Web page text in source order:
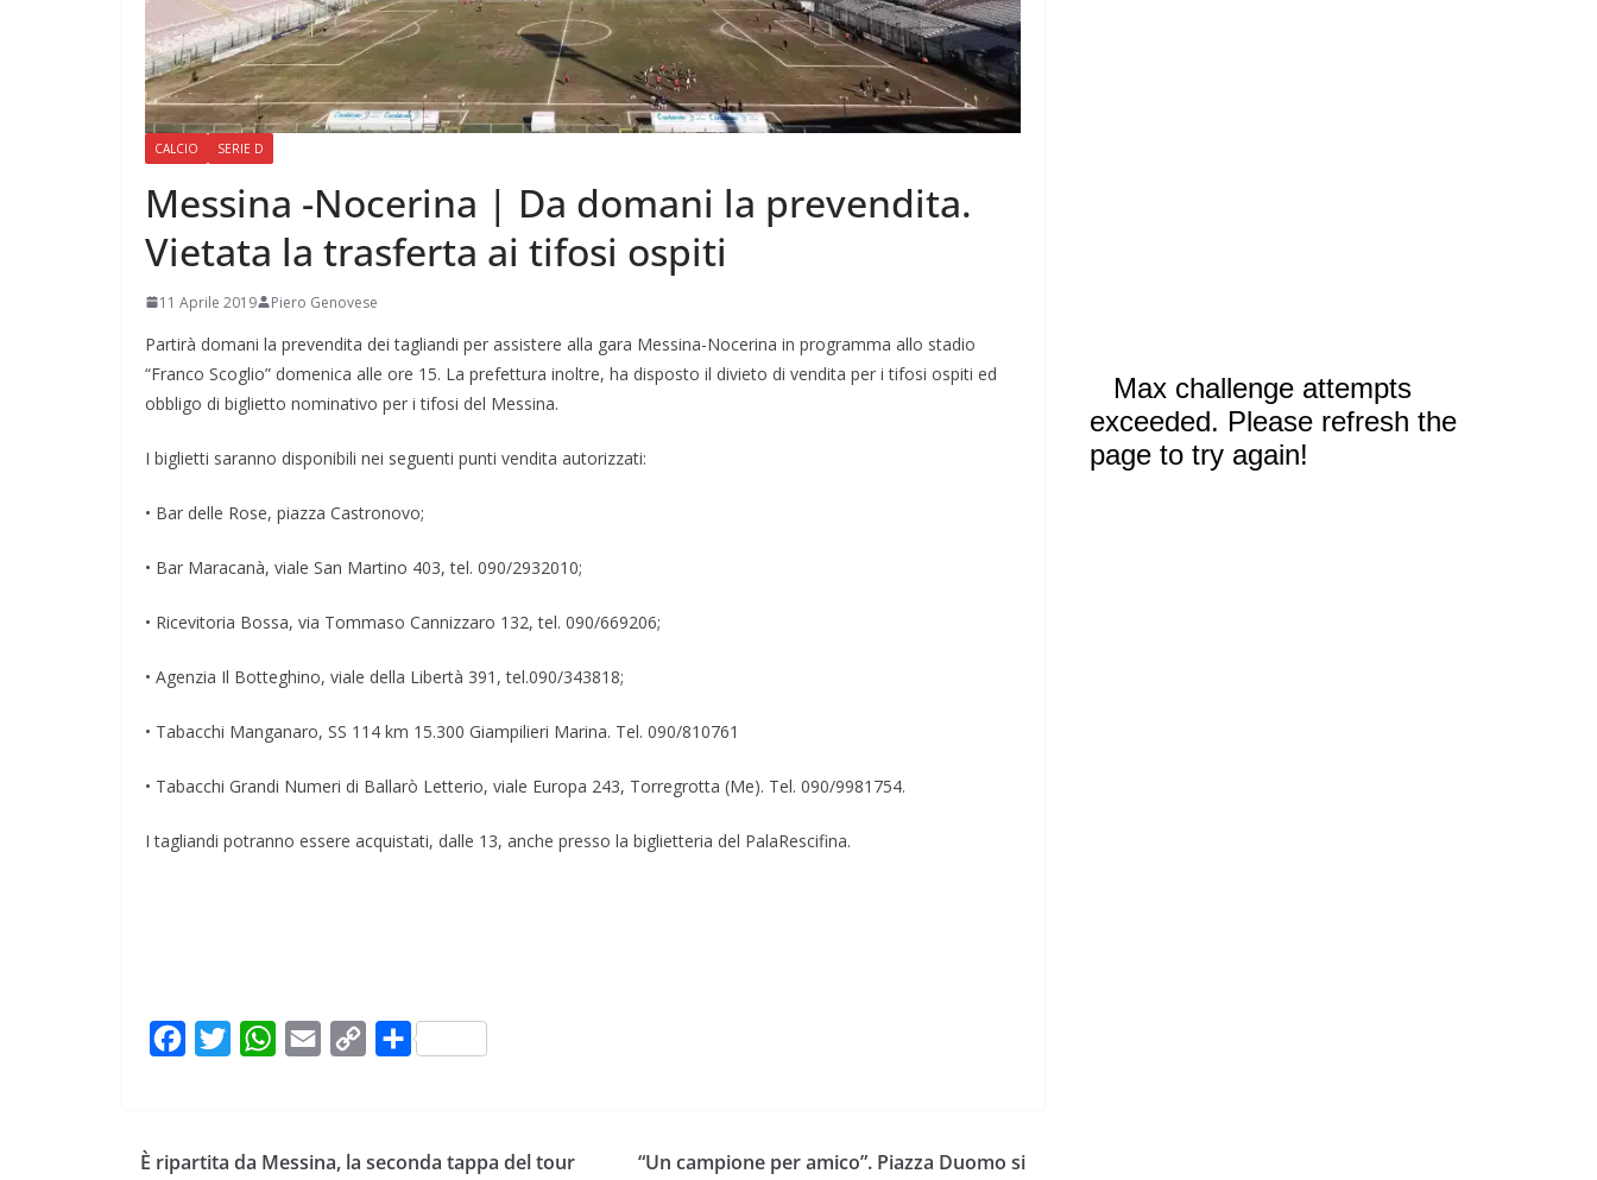
CALCIO SERIE D
Messina -Nocerina | Da domani la prevendita.
Vietata la trasferta ai tifosi ospiti
11 Aprile 2019 Piero Genovese
Partirà domani la prevendita dei tagliandi per assistere alla gara Messina-Nocerina in programma allo stadio
“Franco Scoglio” domenica alle ore 15. La prefettura inoltre, ha disposto il divieto di vendita per i tifosi ospiti ed
obbligo di biglietto nominativo per i tifosi del Messina.
I biglietti saranno disponibili nei seguenti punti vendita autorizzati:
• Bar delle Rose, piazza Castronovo;
• Bar Maracanà, viale San Martino 403, tel. 090/2932010;
• Ricevitoria Bossa, via Tommaso Cannizzaro 132, tel. 090/669206;
• Agenzia Il Botteghino, viale della Libertà 391, tel.090/343818;
• Tabacchi Manganaro, SS 114 km 15.300 Giampilieri Marina. Tel. 090/810761
• Tabacchi Grandi Numeri di Ballarò Letterio, viale Europa 243, Torregrotta (Me). Tel. 090/9981754.
I tagliandi potranno essere acquistati, dalle 13, anche presso la biglietteria del PalaRescifina.
W
C
È ripartita da Messina, la seconda tappa del tour
“Un campione per amico”. Piazza Duomo si